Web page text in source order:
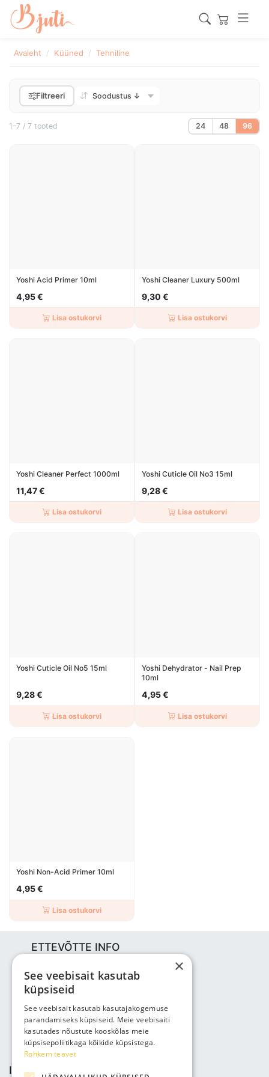
Avaleht Küüned Tehniline
Filtreeri
1–7 / 7 tooted 24 48 96
Yoshi Acid Primer 10ml
4,95 €
Lisa ostukorvi
Yoshi Cleaner Luxury 500ml
9,30 €
Lisa ostukorvi
Yoshi Cleaner Perfect 1000ml
11,47 €
Lisa ostukorvi
Yoshi Cuticle Oil No3 15ml
9,28 €
Lisa ostukorvi
Yoshi Cuticle Oil No5 15ml
9,28 €
Lisa ostukorvi
Yoshi Dehydrator - Nail Prep
10ml
4,95 €
Lisa ostukorvi
Yoshi Non-Acid Primer 10ml
4,95 €
Lisa ostukorvi
ETTEVÕTTE INFO
Vabaõhukooli tee 4, Tallinn, 12013
Reg nr: 14690362
KM: EE102147285
Telefon: +3725143691
info@bjuti.ee
INFO JA TINGIMUSED
×
See veebisait kasutab
küpsiseid
See veebisait kasutab kasutajakogemuse
parandamiseks küpsiseid. Meie veebisaiti
kasutades nõustute kooskõlas meie
küpsisepoliitikaga kõikide küpsistega.
Rohkem teavet